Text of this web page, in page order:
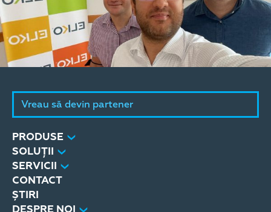
Vreau să devin partener
PRODUSE
SOLUȚII
SERVICII
CONTACT
ȘTIRI